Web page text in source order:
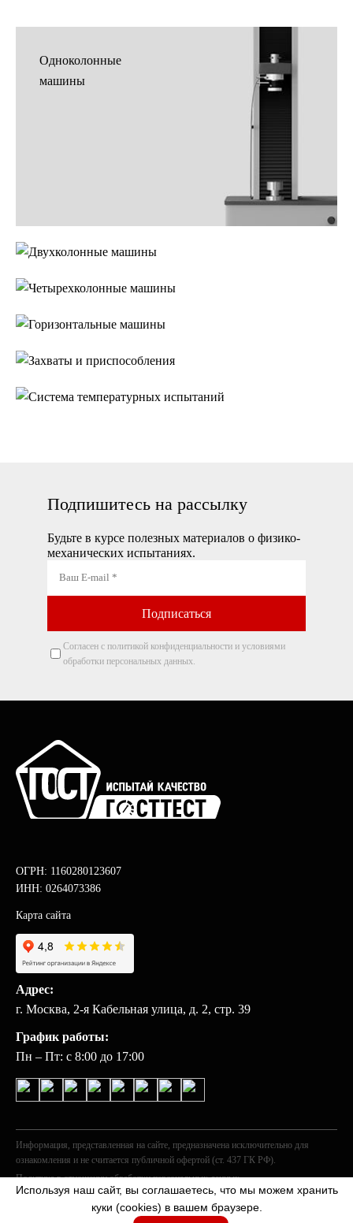
Одноколонные
машины
машины
машины
машины
приспособления
Подпишитесь на рассылку
Будьте в курсе полезных материалов о физико-
механических испытаниях.
Согласен с политикой конфиденциальности и условиями
обработки персональных данных.
ОГРН: 1160280123607
ИНН: 0264073386
Карта сайта
Адрес:
г. Москва, 2-я Кабельная улица, д. 2, стр. 39
График работы:
Пн – Пт: с 8:00 до 17:00
© 2026 «ГОСТ».
Информация, представленная на сайте, предназначена исключительно для
ознакомления и не считается публичной офертой (ст. 437 ГК РФ).
Политика в отношении обработки персональных данных
Используя наш сайт, вы соглашаетесь, что мы можем хранить
куки (cookies) в вашем браузере.